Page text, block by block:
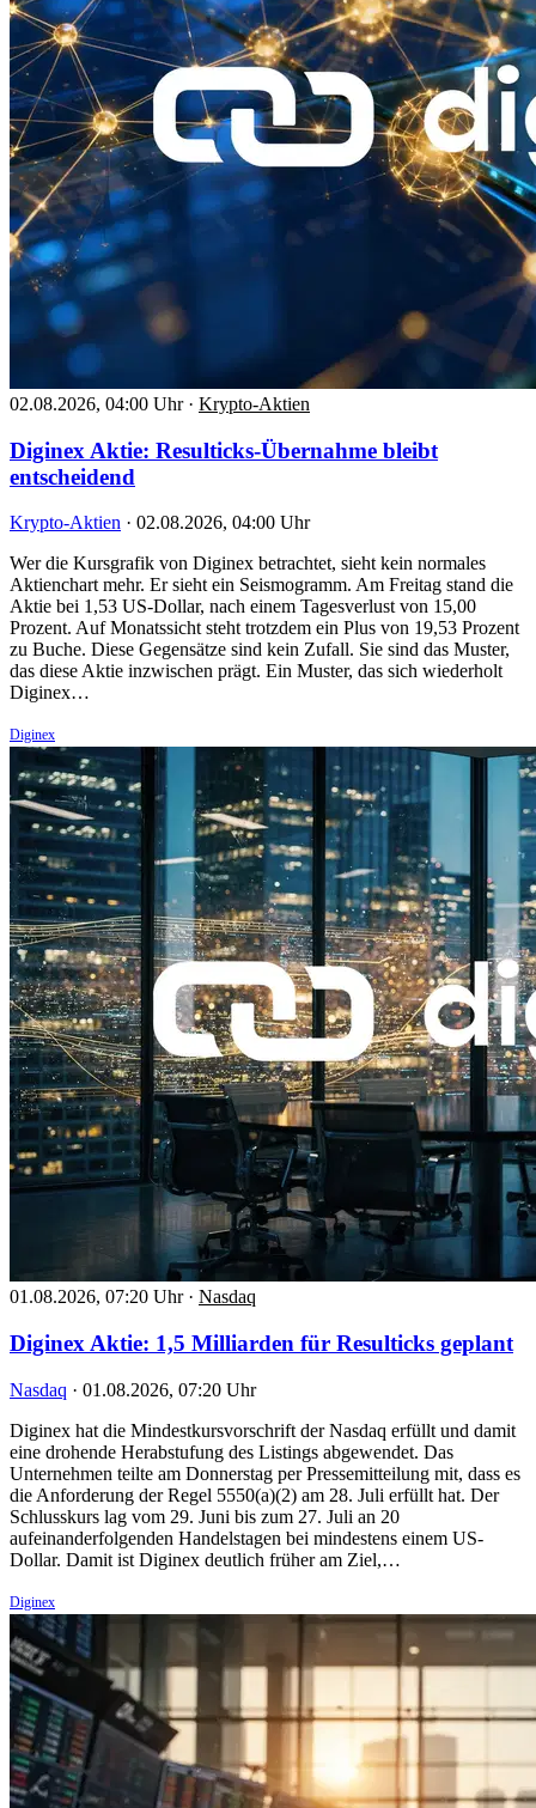
02.08.2026, 04:00 Uhr · Krypto-Aktien
Diginex Aktie: Resulticks-Übernahme bleibt
entscheidend
Krypto-Aktien · 02.08.2026, 04:00 Uhr
Wer die Kursgrafik von Diginex betrachtet, sieht kein normales
Aktienchart mehr. Er sieht ein Seismogramm. Am Freitag stand die
Aktie bei 1,53 US-Dollar, nach einem Tagesverlust von 15,00
Prozent. Auf Monatssicht steht trotzdem ein Plus von 19,53 Prozent
zu Buche. Diese Gegensätze sind kein Zufall. Sie sind das Muster,
das diese Aktie inzwischen prägt. Ein Muster, das sich wiederholt
Diginex…
Diginex
01.08.2026, 07:20 Uhr · Nasdaq
Diginex Aktie: 1,5 Milliarden für Resulticks geplant
Nasdaq · 01.08.2026, 07:20 Uhr
Diginex hat die Mindestkursvorschrift der Nasdaq erfüllt und damit
eine drohende Herabstufung des Listings abgewendet. Das
Unternehmen teilte am Donnerstag per Pressemitteilung mit, dass es
die Anforderung der Regel 5550(a)(2) am 28. Juli erfüllt hat. Der
Schlusskurs lag vom 29. Juni bis zum 27. Juli an 20
aufeinanderfolgenden Handelstagen bei mindestens einem US-
Dollar. Damit ist Diginex deutlich früher am Ziel,…
Diginex